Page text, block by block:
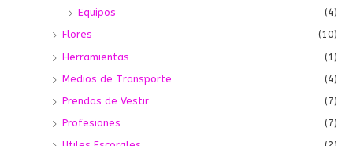
Equipos
(4)
Flores
(10)
Herramientas
(1)
Medios de Transporte
(4)
Prendas de Vestir
(7)
Profesiones
(7)